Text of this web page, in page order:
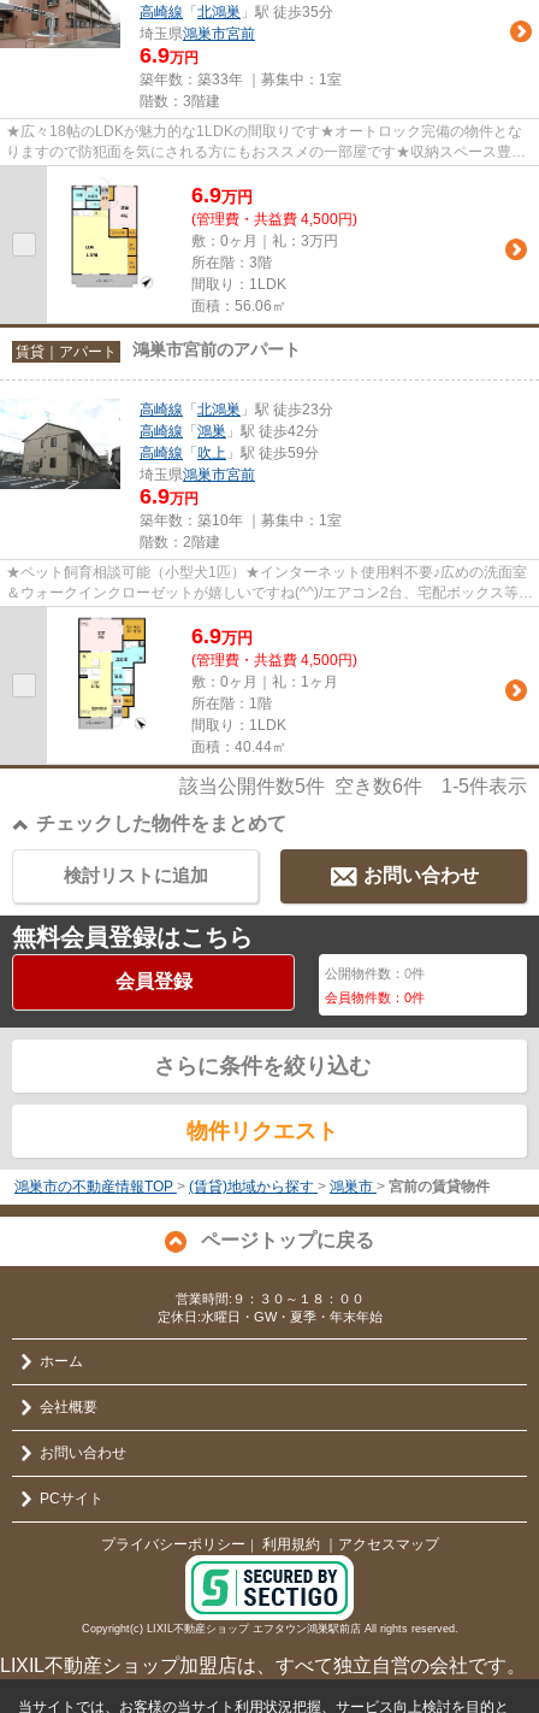
高崎線 「 北鴻巣 」駅 徒歩35分
埼玉県鴻巣市宮前
6.9万円
築年数：築33年 ｜募集中： 1室
階数：3階建
★広々18帖のLDKが魅力的な1LDKの間取りです★オートロック完備の物件とな
りますので防犯面を気にされる方にもおススメの一部屋です★収納スペース豊富
6.9万円
(管理費・共益費 4,500円)
敷：0ヶ月｜礼：3万円
所在階：3階
間取り：1LDK
面積：56.06㎡
賃貸｜アパート 鴻巣市宮前のアパート
高崎線 「 北鴻巣 」駅 徒歩23分
高崎線 「 鴻巣 」駅 徒歩42分
高崎線 「 吹上 」駅 徒歩59分
埼玉県鴻巣市宮前
6.9万円
築年数：築10年 ｜募集中： 1室
階数：2階建
★ペット飼育相談可能（小型犬1匹）★インターネット使用料不要♪広めの洗面室
＆ウォークインクローゼットが嬉しいですね(^^)/エアコン2台、宅配ボックス等設
備も充実しています！！
6.9万円
(管理費・共益費 4,500円)
敷：0ヶ月｜礼：1ヶ月
所在階：1階
間取り：1LDK
面積：40.44㎡
該当公開件数5件 空き数6件 1-5件表示
チェックした物件をまとめて
お問い合わせ
検討リストに追加
無料会員登録はこちら
会員登録 公開物件数：0件
会員物件数：0件
さらに条件を絞り込む
物件リクエスト
鴻巣市の不動産情報TOP > (賃貸)地域から探す > 鴻巣市 > 宮前の賃貸物件
ページトップに戻る
営業時間:９：３０～１８：００
定休日:水曜日・GW・夏季・年末年始
ホーム
会社概要
お問い合わせ
PCサイト
プライバシーポリシー ｜ 利用規約 ｜アクセスマップ
Copyright(c) LIXIL不動産ショップ エフタウン鴻巣駅前店 All rights reserved.
LIXIL不動産ショップ加盟店は、すべて独立自営の会社です。
当サイトでは、お客様の当サイト利用状況把握、サービス向上検討を目的と